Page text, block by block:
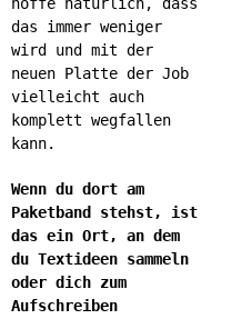
hoffe natürlich, dass
das immer weniger
wird und mit der
neuen Platte der Job
vielleicht auch
komplett wegfallen
kann.
Wenn du dort am
Paketband stehst, ist
das ein Ort, an dem
du Textideen sammeln
oder dich zum
Aufschreiben